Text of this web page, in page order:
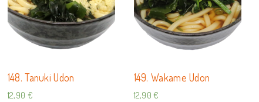
148. Tanuki Udon
12,90 €
149. Wakame Udon
12,90€